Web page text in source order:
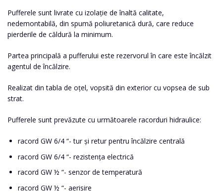
Pufferele sunt livrate cu izolație de înaltă calitate,
nedemontabilă, din spumă poliuretanică dură, care reduce
pierderile de căldură la minimum.
Partea principală a pufferului este rezervorul în care este încălzit
agentul de încălzire.
Realizat din tabla de oțel, vopsită din exterior cu vopsea de sub
strat.
Pufferele sunt prevăzute cu următoarele racorduri hidraulice:
racord GW 6/4 “- tur și retur pentru încălzire centrală
racord GW 6/4 “- rezistența electrică
racord GW ½ “- senzor de temperatură
racord GW ½ “- aerisire